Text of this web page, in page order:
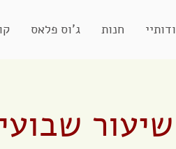
אודותיי חנות ג'וס פלאס
שיעור